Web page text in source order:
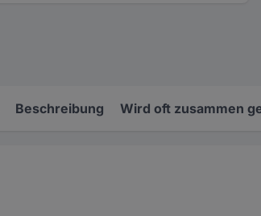
Beschreibung Wird oft zusammen